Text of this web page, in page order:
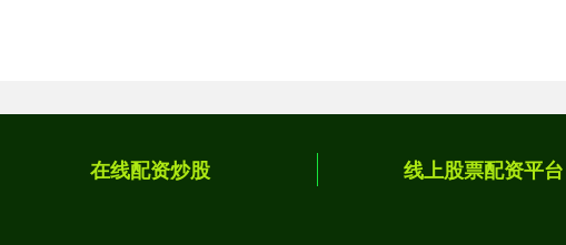
在线配资炒股 线上股票配资平台